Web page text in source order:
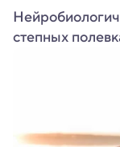
степных